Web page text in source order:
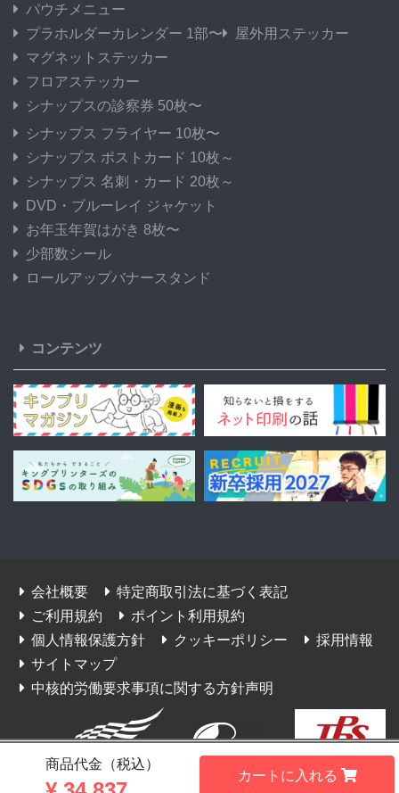
商品代金（税込）
カートに入れる
パウチメニュー
プラホルダーカレンダー 1部〜
屋外用ステッカー
マグネットステッカー
フロアステッカー
シナップスの診察券 50枚〜
シナップス フライヤー 10枚〜
シナップス ポストカード 10枚～
シナップス 名刺・カード 20枚～
DVD・ブルーレイ ジャケット
お年玉年賀はがき 8枚〜
少部数シール
ロールアップバナースタンド
コンテンツ
会社概要
特定商取引法に基づく表記
ご利用規約
ポイント利用規約
個人情報保護方針
クッキーポリシー
採用情報
サイトマップ
中核的労働要求事項に関する方針声明